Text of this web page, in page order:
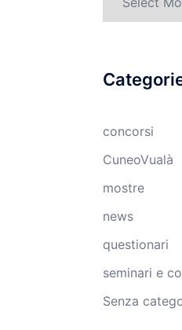
concorsi
CuneoVualà
mostre
news
questionari
seminari e
Senza